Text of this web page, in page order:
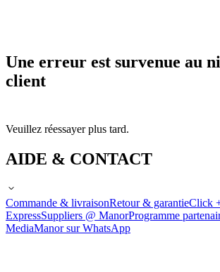
Une erreur est survenue au
client
Veuillez réessayer plus tard.
AIDE & CONTACT
Commande & livraisonRetour & garantieClick
ExpressSuppliers @ ManorProgramme
MediaManor sur WhatsApp